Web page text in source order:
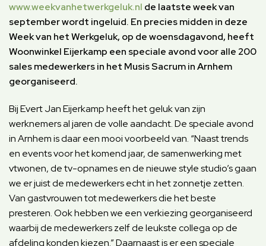
www.weekvanhetwerkgeluk.nl de laatste week van
september wordt ingeluid. En precies midden in deze
Week van het Werkgeluk, op de woensdagavond, heeft
Woonwinkel Eijerkamp een speciale avond voor alle 200
sales medewerkers in het Musis Sacrum in Arnhem
georganiseerd.
Bij Evert Jan Eijerkamp heeft het geluk van zijn
werknemers al jaren de volle aandacht. De speciale avond
in Arnhem is daar een mooi voorbeeld van. “Naast trends
en events voor het komend jaar, de samenwerking met
vtwonen, de tv-opnames en de nieuwe style studio’s gaan
we er juist de medewerkers echt in het zonnetje zetten.
Van gastvrouwen tot medewerkers die het beste
presteren. Ook hebben we een verkiezing georganiseerd
waarbij de medewerkers zelf de leukste collega op de
afdeling konden kiezen.” Daarnaast is er een speciale